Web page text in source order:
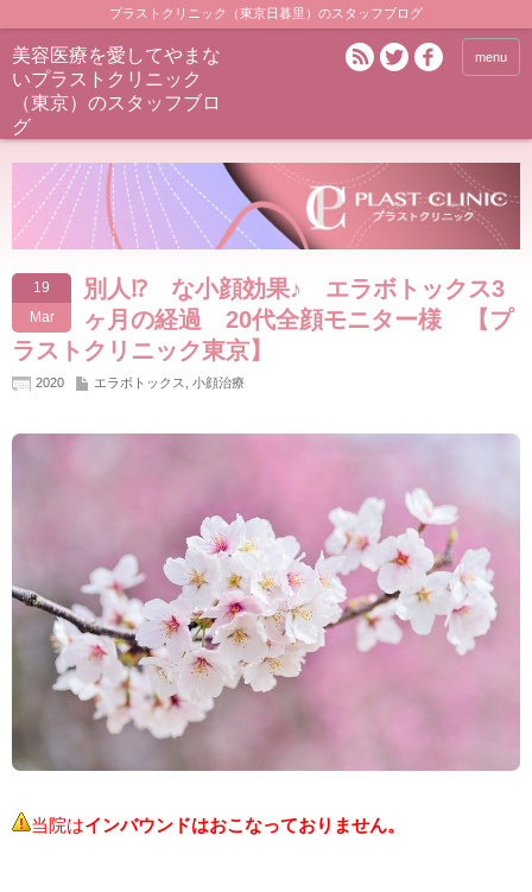
プラストクリニック（東京日暮里）のスタッフブログ
美容医療を愛してやまな
いプラストクリニック
（東京）のスタッフブロ
グ
menu
19
Mar
別人⁉ な小顔効果♪ エラボトックス3
ヶ月の経過 20代全顔モニター様 【プ
ラストクリニック東京】
2020 エラボトックス 小顔治療
当院はインバウンドはおこなっておりません。